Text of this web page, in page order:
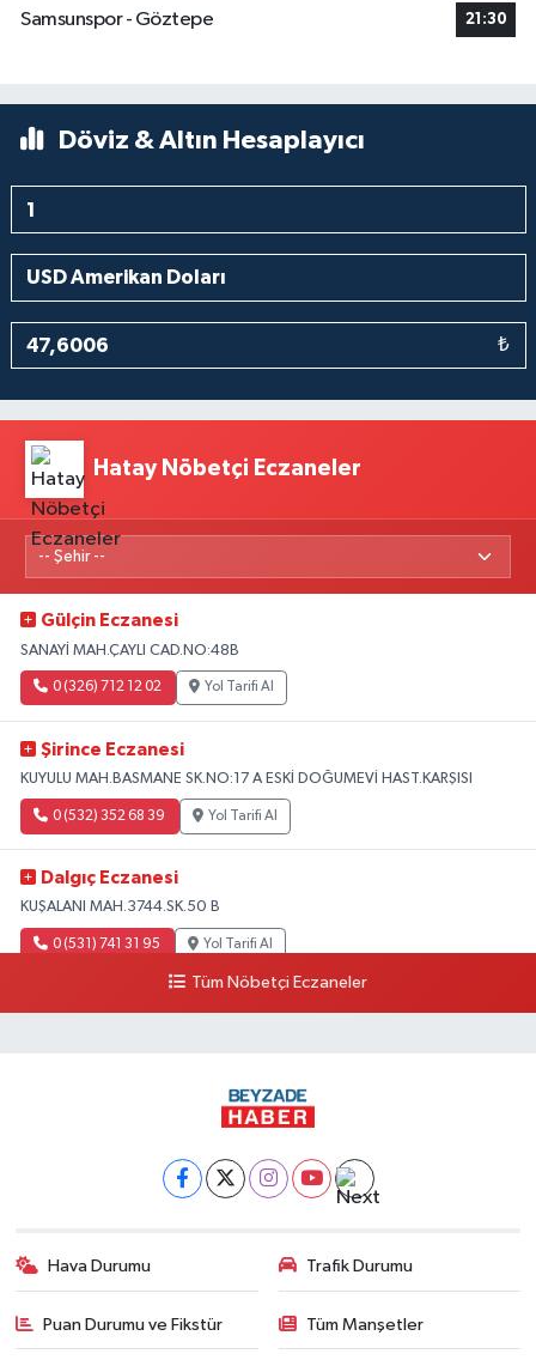
Samsunspor - Göztepe
21:30
Döviz & Altın Hesaplayıcı
₺
Hatay Nöbetçi Eczaneler
Gülçin Eczanesi
SANAYİ MAH.ÇAYLI CAD.NO:48B
0 (326) 712 12 02 Yol Tarifi Al
Şirince Eczanesi
KUYULU MAH.BASMANE SK.NO:17 A ESKİ DOĞUMEVİ HAST.KARŞISI
0 (532) 352 68 39 Yol Tarifi Al
Dalgıç Eczanesi
KUŞALANI MAH.3744.SK.50 B
0 (531) 741 31 95 Yol Tarifi Al
İskenderun-antakya yolu üzeri Serinyol Mah. Büyükdalyan Konteyner Kent
Karaçay mahallesi Samandağ Antakya yolu caddesi 59 B
0 (532) 380 47 77 Yol Tarifi Al
Tüm Nöbetçi Eczaneler
Hava Durumu Trafik Durumu
Puan Durumu ve Fikstür Tüm Manşetler